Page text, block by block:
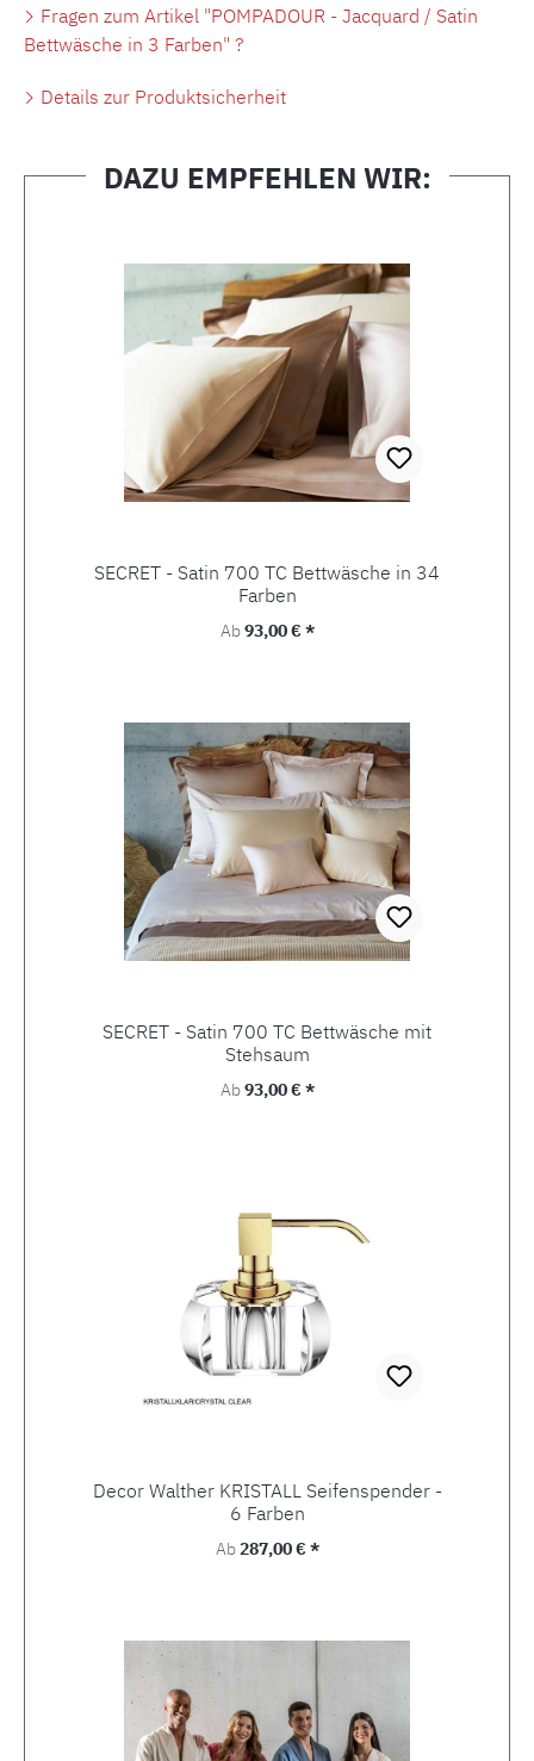
Fragen zum Artikel "POMPADOUR - Jacquard / Satin
Bettwäsche in 3 Farben" ?
Details zur Produktsicherheit
DAZU EMPFEHLEN WIR:
SECRET - Satin 700 TC Bettwäsche in 34
Farben
Regulärer Preis:
Ab93,00 € *
SECRET - Satin 700 TC Bettwäsche mit
Stehsaum
Regulärer Preis:
Ab93,00 € *
Decor Walther KRISTALL Seifenspender -
6 Farben
Regulärer Preis:
Ab287,00 € *